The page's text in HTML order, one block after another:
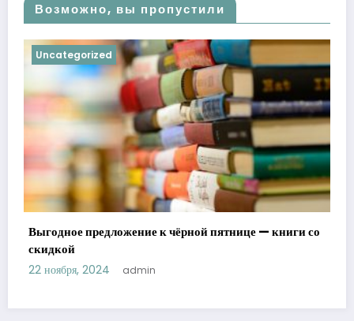
Возможно, вы пропустили
Uncategorized
Выгодное предложение к чёрной пятнице — книги со
скидкой
22 ноября, 2024 admin